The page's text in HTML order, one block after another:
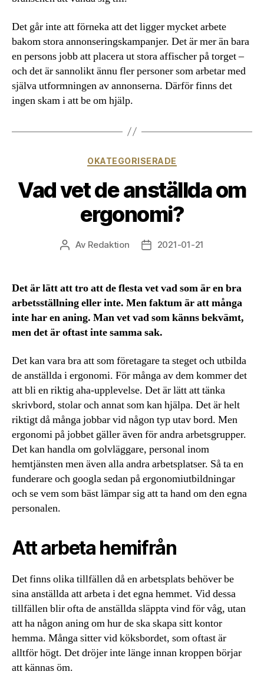
Det går inte att förneka att det ligger mycket arbete
bakom stora annonseringskampanjer. Det är mer än bara
en persons jobb att placera ut stora affischer på torget –
och det är sannolikt ännu fler personer som arbetar med
själva utformningen av annonserna. Därför finns det
ingen skam i att be om hjälp.
Kategorier
OKATEGORISERADE
Vad vet de anställda om
ergonomi?
Inläggsförfattare
Av Redaktion Inläggsdatum
2021-01-21
Det är lätt att tro att de flesta vet vad som är en bra
arbetsställning eller inte. Men faktum är att många
inte har en aning. Man vet vad som känns bekvämt,
men det är oftast inte samma sak.
Det kan vara bra att som företagare ta steget och utbilda
de anställda i ergonomi. För många av dem kommer det
att bli en riktig aha-upplevelse. Det är lätt att tänka
skrivbord, stolar och annat som kan hjälpa. Det är helt
riktigt då många jobbar vid någon typ utav bord. Men
ergonomi på jobbet gäller även för andra arbetsgrupper.
Det kan handla om golvläggare, personal inom
hemtjänsten men även alla andra arbetsplatser. Så ta en
funderare och googla sedan på ergonomiutbildningar
och se vem som bäst lämpar sig att ta hand om den egna
personalen.
Att arbeta hemifrån
Det finns olika tillfällen då en arbetsplats behöver be
sina anställda att arbeta i det egna hemmet. Vid dessa
tillfällen blir ofta de anställda släppta vind för våg, utan
att ha någon aning om hur de ska skapa sitt kontor
hemma. Många sitter vid köksbordet, som oftast är
alltför högt. Det dröjer inte länge innan kroppen börjar
att kännas öm.